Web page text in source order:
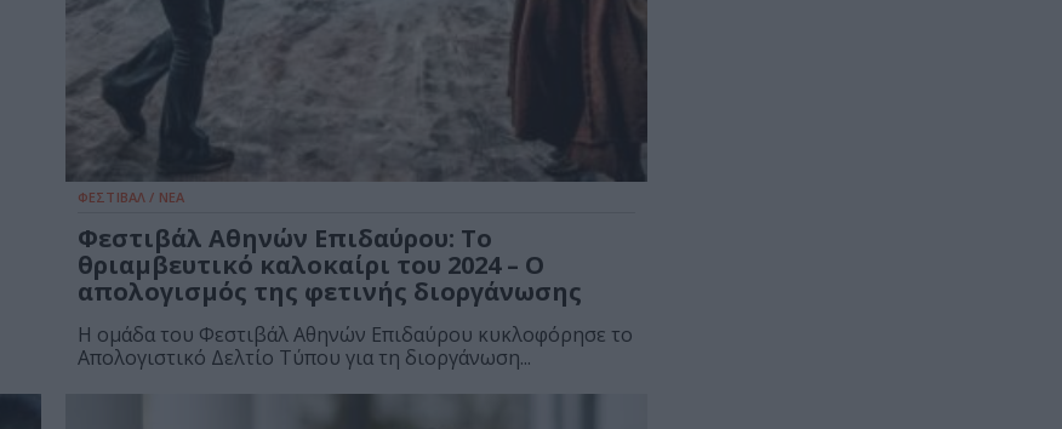
ΦΕΣΤΙΒΑΛ / ΝΕΑ
Φεστιβάλ Αθηνών Επιδαύρου: Το
θριαμβευτικό καλοκαίρι του 2024 – Ο
απολογισμός της φετινής διοργάνωσης
Η ομάδα του Φεστιβάλ Αθηνών Επιδαύρου κυκλοφόρησε το
Απολογιστικό Δελτίο Τύπου για τη διοργάνωση...